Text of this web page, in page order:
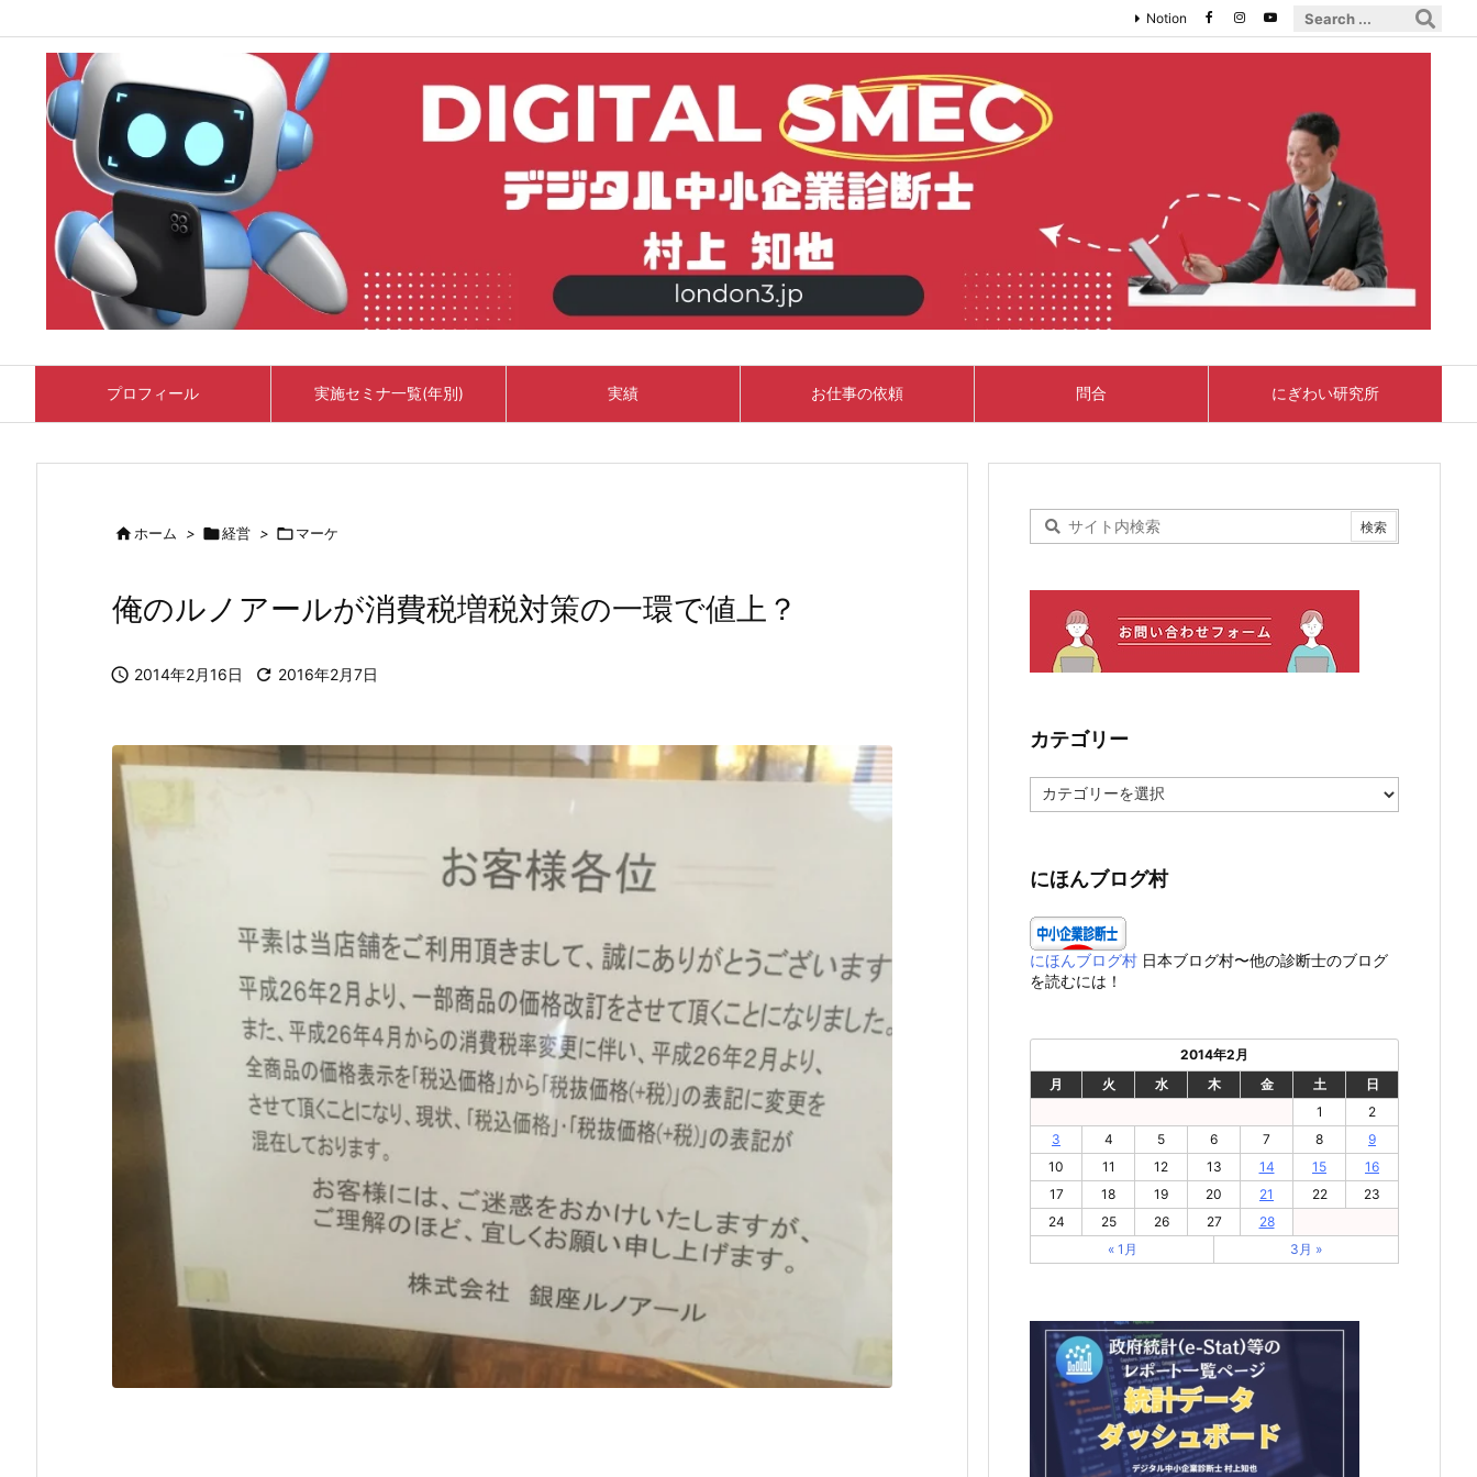
プロフィール 実施セミナ一覧(年別) 実績 お仕事の依頼 問合 にぎわい研究所
Notion
ホーム > 経営 > マーケ
俺のルノアールが消費税増税対策の一環で値上？
 2014年2月16日  2016年2月7日
カテゴリー
テ
ー
にほんブログ村
にほんブログ村 日本ブログ村〜他の診断士のブログ
を読むには！
2014年2月
月
火 水 木 金 土
日
1
2
3
4 5 6 7 8
9
10
11 12 13 14 15
16
17
18 19 20 21 22
23
24
25 26 27
28
« 1月
3月 »